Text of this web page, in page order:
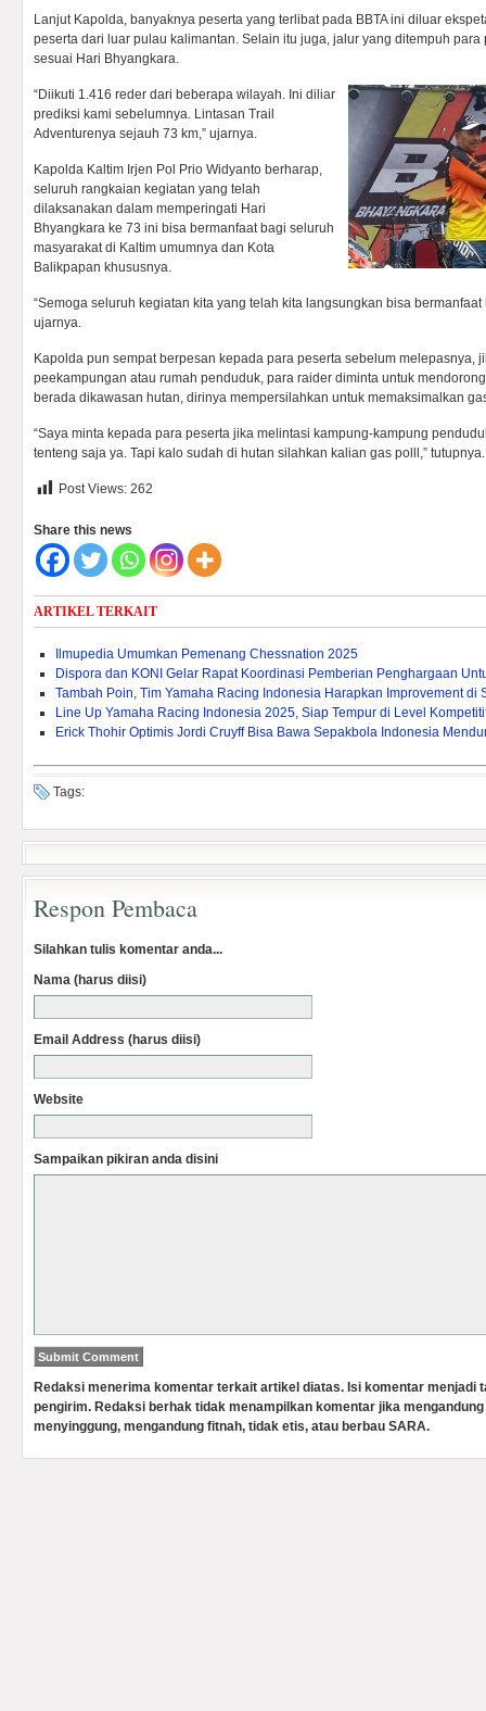
Lanjut Kapolda, banyaknya peserta yang terlibat pada BBTA ini diluar
peserta dari luar pulau kalimantan. Selain itu juga, jalur yang ditempuh
sesuai Hari Bhyangkara.
“Diikuti 1.416 reder dari beberapa wilayah. Ini diliar
prediksi kami sebelumnya. Lintasan Trail
Adventurenya sejauh 73 km,” ujarnya.
Kapolda Kaltim Irjen Pol Prio Widyanto berharap,
seluruh rangkaian kegiatan yang telah
dilaksanakan dalam memperingati Hari
Bhyangkara ke 73 ini bisa bermanfaat bagi seluruh
masyarakat di Kaltim umumnya dan Kota
Balikpapan khususnya.
“Semoga seluruh kegiatan kita yang telah kita langsungkan bisa bermanfaat
ujarnya.
Kapolda pun sempat berpesan kepada para peserta sebelum melepasnya,
peekampungan atau rumah penduduk, para raider diminta untuk
berada dikawasan hutan, dirinya mempersilahkan untuk memaksimalkan
“Saya minta kepada para peserta jika melintasi kampung-kampung
tenteng saja ya. Tapi kalo sudah di hutan silahkan kalian gas polll,”
Post Views: 262
Share this news
ARTIKEL TERKAIT
Ilmupedia Umumkan Pemenang Chessnation 2025
Dispora dan KONI Gelar Rapat Koordinasi Pemberian Penghargaan
Tambah Poin, Tim Yamaha Racing Indonesia Harapkan Improvement di
Line Up Yamaha Racing Indonesia 2025, Siap Tempur di Level
Erick Thohir Optimis Jordi Cruyff Bisa Bawa Sepakbola Indonesia
Tags:
Respon Pembaca
Silahkan tulis komentar anda...
Nama (harus diisi)
Email Address (harus diisi)
Website
Sampaikan pikiran anda disini
Redaksi menerima komentar terkait artikel diatas. Isi komentar menjadi
pengirim. Redaksi berhak tidak menampilkan komentar jika
menyinggung, mengandung fitnah, tidak etis, atau berbau SARA.